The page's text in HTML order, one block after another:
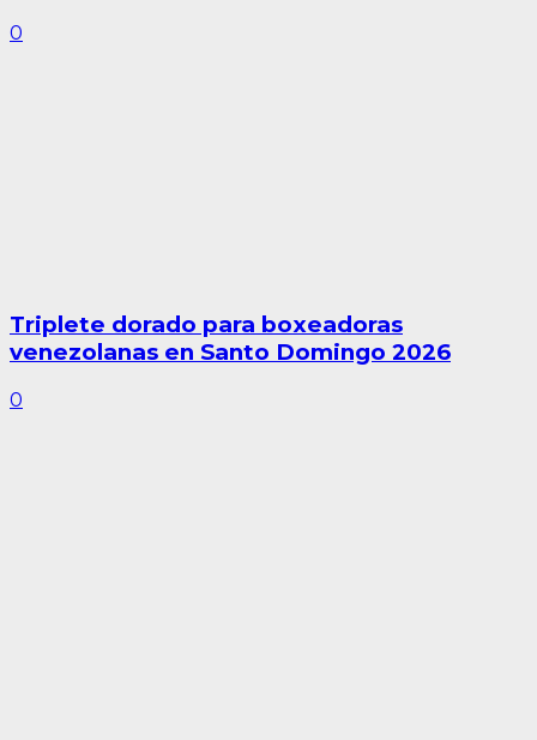
0
Triplete dorado para boxeadoras
venezolanas en Santo Domingo 2026
0